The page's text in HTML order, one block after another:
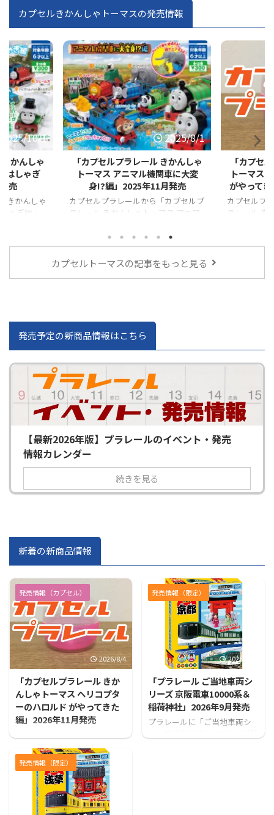
カプセルきかんしゃトーマスの発売情報
2025/10/1
かんしゃ
はしゃぎ
売
きかんしゃ
ゃぎ編」
2025/8/1
「カプセルプラレール きかんしゃ
トーマス アニマル機関車に大変
身!?編」2025年11月発売
カプセルプラレールから「カプセルプ
ラレール きかんしゃトーマス アニマ
「カプセ
トーマス
がやって
カプセルプ
ラレール き
カプセルトーマスの記事をもっと見る
発売予定の新商品情報はこちら
【最新2026年版】プラレールのイベント・発売
情報カレンダー
続きを見る
新着の新商品情報
発売情報（カプセル）
2026/8/4
「カプセルプラレール きか
んしゃトーマス ヘリコプタ
ーのハロルド がやってきた
編」2026年11月発売
プセルプラレール きかんしゃ
トーマス ヘリコプターのハロ
ルド がやってきた編」が発売
となります！
発売情報（限定）
2026/7/31
「プラレール ご当地車両シ
リーズ 京阪電車10000系＆
稲荷神社」2026年9月発売
プラレールに「ご当地車両シ
発売情報（限定）